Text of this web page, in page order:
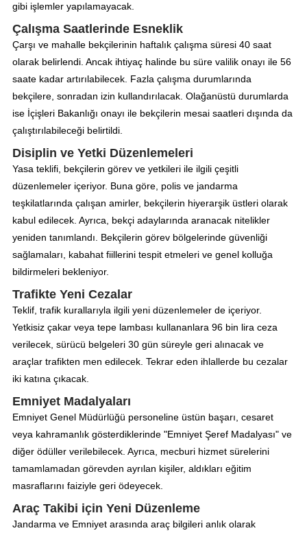
gibi işlemler yapılamayacak.
Çalışma Saatlerinde Esneklik
Çarşı ve mahalle bekçilerinin haftalık çalışma süresi 40 saat
olarak belirlendi. Ancak ihtiyaç halinde bu süre valilik onayı ile 56
saate kadar artırılabilecek. Fazla çalışma durumlarında
bekçilere, sonradan izin kullandırılacak. Olağanüstü durumlarda
ise İçişleri Bakanlığı onayı ile bekçilerin mesai saatleri dışında da
çalıştırılabileceği belirtildi.
Disiplin ve Yetki Düzenlemeleri
Yasa teklifi, bekçilerin görev ve yetkileri ile ilgili çeşitli
düzenlemeler içeriyor. Buna göre, polis ve jandarma
teşkilatlarında çalışan amirler, bekçilerin hiyerarşik üstleri olarak
kabul edilecek. Ayrıca, bekçi adaylarında aranacak nitelikler
yeniden tanımlandı. Bekçilerin görev bölgelerinde güvenliği
sağlamaları, kabahat fiillerini tespit etmeleri ve genel kolluğa
bildirmeleri bekleniyor.
Trafikte Yeni Cezalar
Teklif, trafik kurallarıyla ilgili yeni düzenlemeler de içeriyor.
Yetkisiz çakar veya tepe lambası kullananlara 96 bin lira ceza
verilecek, sürücü belgeleri 30 gün süreyle geri alınacak ve
araçlar trafikten men edilecek. Tekrar eden ihlallerde bu cezalar
iki katına çıkacak.
Emniyet Madalyaları
Emniyet Genel Müdürlüğü personeline üstün başarı, cesaret
veya kahramanlık gösterdiklerinde "Emniyet Şeref Madalyası" ve
diğer ödüller verilebilecek. Ayrıca, mecburi hizmet sürelerini
tamamlamadan görevden ayrılan kişiler, aldıkları eğitim
masraflarını faiziyle geri ödeyecek.
Araç Takibi için Yeni Düzenleme
Jandarma ve Emniyet arasında araç bilgileri anlık olarak